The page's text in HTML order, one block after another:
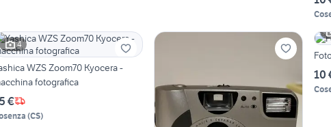
4
WZS Zoom70 Kyocera -
fotografica
€
(CS)
10